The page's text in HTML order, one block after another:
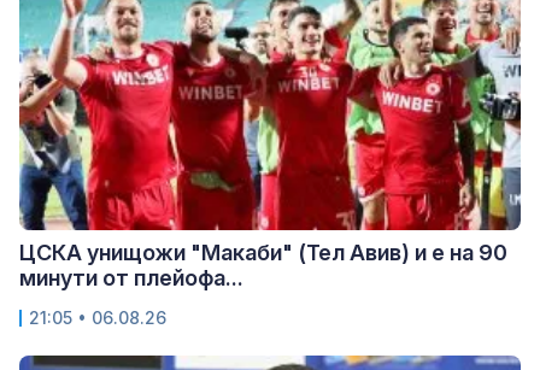
ЦСКА унищожи "Макаби" (Тел Авив) и е на 90
минути от плейофа...
21:05 • 06.08.26